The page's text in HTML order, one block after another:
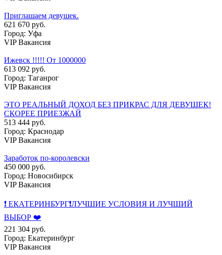
Приглашаем девушек.
621 670 руб.
Город: Уфа
VIP Вакансия
Ижевск !!!!! От 1000000
613 092 руб.
Город: Таганрог
VIP Вакансия
ЭТО РЕАЛЬНЫЙ ДОХОД БЕЗ ПРИКРАС ДЛЯ ДЕВУШЕК!
СКОРЕЕ ПРИЕЗЖАЙ
513 444 руб.
Город: Краснодар
VIP Вакансия
Заработок по-королевски
450 000 руб.
Город: Новосибирск
VIP Вакансия
❗ ЕКАТЕРИНБУРГ❗ЛУЧШИЕ УСЛОВИЯ И ЛУЧШИЙ
ВЫБОР ❤️
221 304 руб.
Город: Екатеринбург
VIP Вакансия